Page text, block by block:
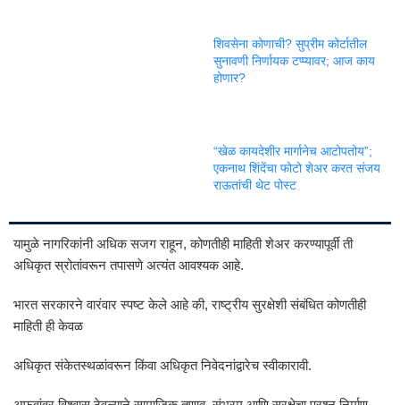
शिवसेना कोणाची? सुप्रीम कोर्टातील
सुनावणी निर्णायक टप्प्यावर; आज काय
होणार?
“खेळ कायदेशीर मार्गानेच आटोपतोय”;
एकनाथ शिंदेंचा फोटो शेअर करत संजय
राऊतांची थेट पोस्ट
यामुळे नागरिकांनी अधिक सजग राहून, कोणतीही माहिती शेअर करण्यापूर्वी ती
अधिकृत स्रोतांवरून तपासणे अत्यंत आवश्यक आहे.
भारत सरकारने वारंवार स्पष्ट केले आहे की, राष्ट्रीय सुरक्षेशी संबंधित कोणतीही
माहिती ही केवळ
अधिकृत संकेतस्थळांवरून किंवा अधिकृत निवेदनांद्वारेच स्वीकारावी.